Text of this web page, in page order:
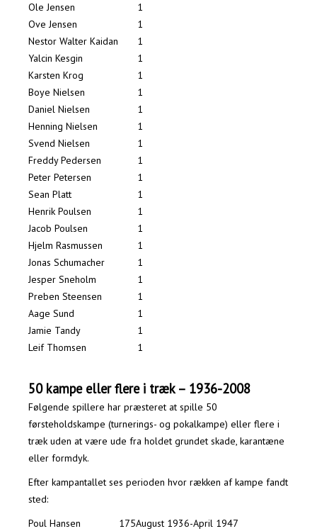
Ole Jensen
1
Ove Jensen
1
Nestor Walter Kaidan
1
Yalcin Kesgin
1
Karsten Krog
1
Boye Nielsen
1
Daniel Nielsen
1
Henning Nielsen
1
Svend Nielsen
1
Freddy Pedersen
1
Peter Petersen
1
Sean Platt
1
Henrik Poulsen
1
Jacob Poulsen
1
Hjelm Rasmussen
1
Jonas Schumacher
1
Jesper Sneholm
1
Preben Steensen
1
Aage Sund
1
Jamie Tandy
1
Leif Thomsen
1
50 kampe eller flere i træk – 1936-2008
Følgende spillere har præsteret at spille 50
førsteholdskampe (turnerings- og pokalkampe) eller flere i
træk uden at være ude fra holdet grundet skade, karantæne
eller formdyk.
Efter kampantallet ses perioden hvor rækken af kampe fandt
sted:
Poul Hansen
175August 1936-April 1947